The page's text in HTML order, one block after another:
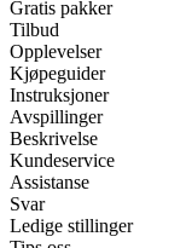
Gratis pakker
Tilbud
Opplevelser
Kjøpeguider
Instruksjoner
Avspillinger
Beskrivelse
Kundeservice
Assistanse
Svar
Ledige stillinger